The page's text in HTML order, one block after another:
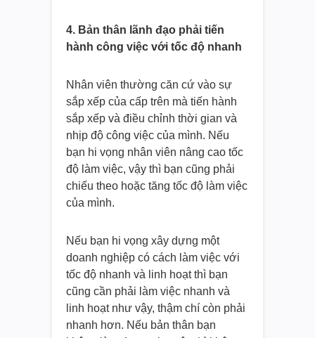
4. Bản thân lãnh đạo phải tiến
hành công việc với tốc độ nhanh
Nhân viên thường căn cứ vào sự
sắp xếp của cấp trên mà tiến hành
sắp xếp và điều chỉnh thời gian và
nhịp độ công việc của mình. Nếu
bạn hi vọng nhân viên nâng cao tốc
độ làm việc, vậy thì bạn cũng phải
chiếu theo hoặc tăng tốc độ làm việc
của mình.
Nếu bạn hi vọng xây dựng một
doanh nghiệp có cách làm việc với
tốc độ nhanh và linh hoạt thì bạn
cũng cần phải làm việc nhanh và
linh hoạt như vậy, thậm chí còn phải
nhanh hơn. Nếu bản thân bạn